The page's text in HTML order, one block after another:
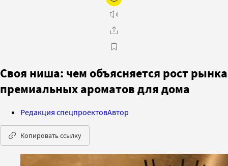
Своя ниша: чем объясняется рост рынка
премиальных ароматов для дома
Редакция спецпроектовАвтор
Копировать ссылку